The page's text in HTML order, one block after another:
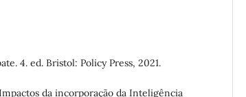
4. ed. Bristol: Policy Press, 2021.
da incorporação da Inteligência